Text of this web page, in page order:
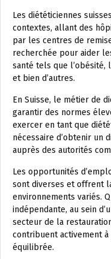
Les diététiciennes
contextes, allant des
par les centres de
recherchée pour aider
santé tels que
et bien d’autres.
En Suisse, le métier de
garantir des normes
exercer en tant que
nécessaire d’obtenir un
auprès des autorités
Les opportunités
sont diverses et offrent
environnements variés.
indépendante, au sein
secteur de la
contribuent activement
équilibrée.